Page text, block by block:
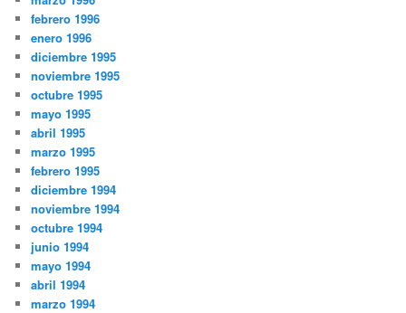
febrero 1996
enero 1996
diciembre 1995
noviembre 1995
octubre 1995
mayo 1995
abril 1995
marzo 1995
febrero 1995
diciembre 1994
noviembre 1994
octubre 1994
junio 1994
mayo 1994
abril 1994
marzo 1994